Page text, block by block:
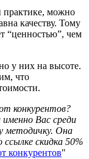
практике, можно
качеству. Тому
“ценностью”, чем
у них на высоте.
что
конкурентов?
Вас среди
методичку. Она
скидка 50%
конкурентов"